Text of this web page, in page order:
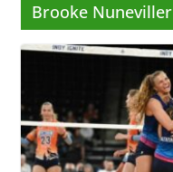
Brooke Nuneviller